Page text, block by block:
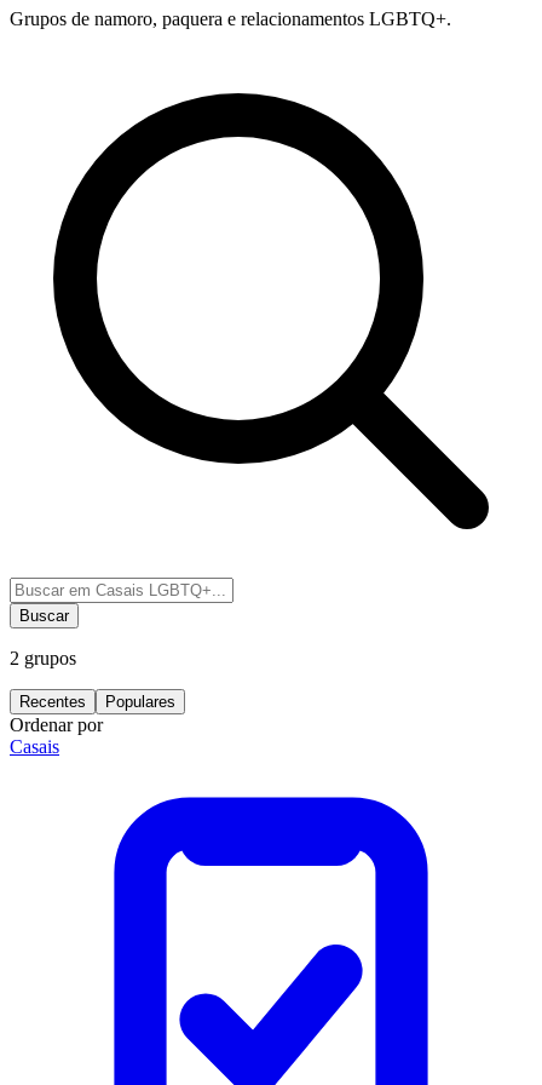
Grupos de namoro, paquera e relacionamentos LGBTQ+.
Buscar
2 grupos
Recentes Populares
Ordenar por
Casais